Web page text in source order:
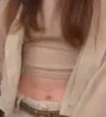
та Віра Папроцькі
як від
і велика… Я
схопити